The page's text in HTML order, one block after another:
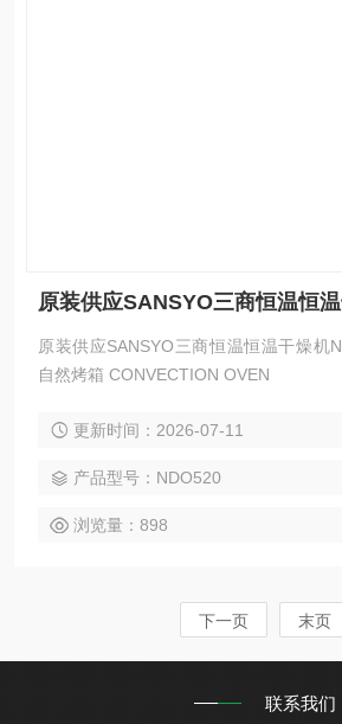
原装供应SANSYO三商恒温恒温干燥机
自然烤箱 CONVECTION OVEN
更新时间：2026-07-11
产品型号：NDO520
浏览量：898
下一页 末页
联系我们